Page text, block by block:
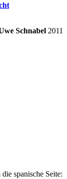
Schnabel 2011
spanische Seite: